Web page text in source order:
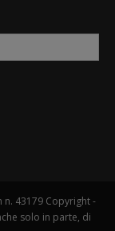
n. 43179 Copyright -
solo in parte, di